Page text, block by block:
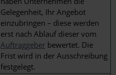
Gelegenheit, Ihr Angebot
einzubringen – diese werden
erst nach Ablauf dieser vom
Auftraggeber bewertet. Die
Frist wird in der Ausschreibung
festgelegt.